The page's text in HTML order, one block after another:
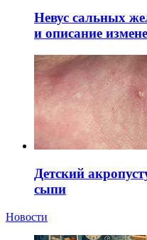
Невус сальных
и описание
Детский
сыпи
Новости